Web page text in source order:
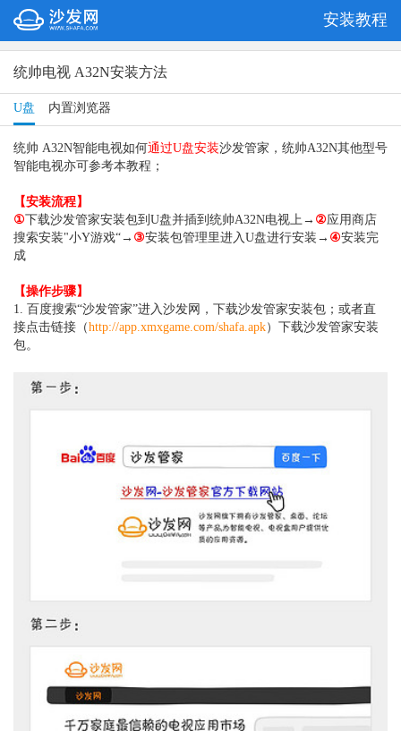
安装教程
统帅电视 A32N安装方法
U盘 内置浏览器
统帅 A32N智能电视如何通过U盘安装沙发管家，统帅A32N其他型号
智能电视亦可参考本教程；
【安装流程】
①下载沙发管家安装包到U盘并插到 统帅A32N电视上→ ②应用商店
搜索安装"小Y游戏“→ ③安装包管理里进入U盘进行安装→ ④安装完
成
【操作步骤】
1. 百度搜索“沙发管家”进入沙发网，下载沙发管家安装包；或者直
接点击链接（http://app.xmxgame.com/shafa.apk） 下载沙发管家安装
包。